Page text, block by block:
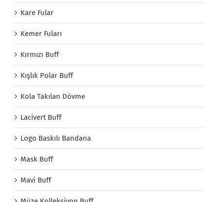
Kare Fular
Kemer Fuları
Kırmızı Buff
Kışlık Polar Buff
Kola Takılan Dövme
Lacivert Buff
Logo Baskılı Bandana
Mask Buff
Mavi Buff